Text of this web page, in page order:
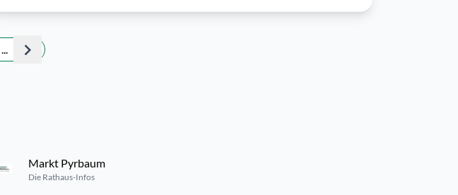
...
Markt Pyrbaum
Die Rathaus-Infos